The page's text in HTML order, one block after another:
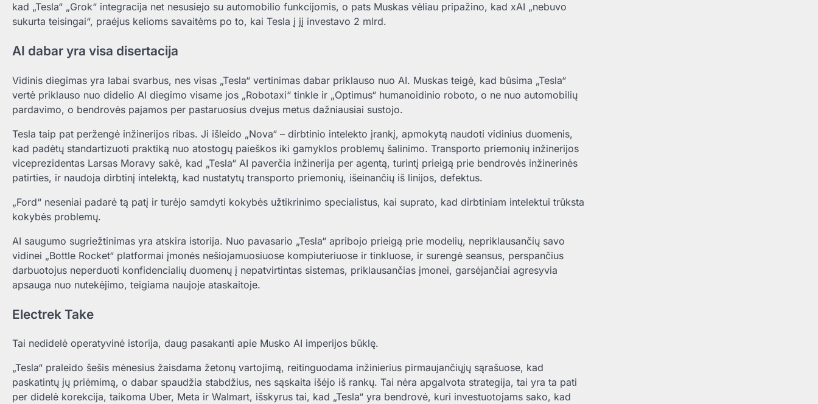
kad „Tesla“ „Grok“ integracija net nesusiejo su automobilio funkcijomis, o pats Muskas vėliau pripažino, kad xAI „nebuvo
sukurta teisingai“, praėjus kelioms savaitėms po to, kai Tesla į jį investavo 2 mlrd.
AI dabar yra visa disertacija
Vidinis diegimas yra labai svarbus, nes visas „Tesla“ vertinimas dabar priklauso nuo AI. Muskas teigė, kad būsima „Tesla“
vertė priklauso nuo didelio AI diegimo visame jos „Robotaxi“ tinkle ir „Optimus“ humanoidinio roboto, o ne nuo automobilių
pardavimo, o bendrovės pajamos per pastaruosius dvejus metus dažniausiai sustojo.
Tesla taip pat peržengė inžinerijos ribas. Ji išleido „Nova“ – dirbtinio intelekto įrankį, apmokytą naudoti vidinius duomenis,
kad padėtų standartizuoti praktiką nuo atostogų paieškos iki gamyklos problemų šalinimo. Transporto priemonių inžinerijos
viceprezidentas Larsas Moravy sakė, kad „Tesla“ AI paverčia inžinerija per agentą, turintį prieigą prie bendrovės inžinerinės
patirties, ir naudoja dirbtinį intelektą, kad nustatytų transporto priemonių, išeinančių iš linijos, defektus.
„Ford“ neseniai padarė tą patį ir turėjo samdyti kokybės užtikrinimo specialistus, kai suprato, kad dirbtiniam intelektui trūksta
kokybės problemų.
AI saugumo sugriežtinimas yra atskira istorija. Nuo pavasario „Tesla“ apribojo prieigą prie modelių, nepriklausančių savo
vidinei „Bottle Rocket“ platformai įmonės nešiojamuosiuose kompiuteriuose ir tinkluose, ir surengė seansus, perspančius
darbuotojus neperduoti konfidencialių duomenų į nepatvirtintas sistemas, priklausančias įmonei, garsėjančiai agresyvia
apsauga nuo nutekėjimo, teigiama naujoje ataskaitoje.
Electrek Take
Tai nedidelė operatyvinė istorija, daug pasakanti apie Musko AI imperijos būklę.
„Tesla“ praleido šešis mėnesius žaisdama žetonų vartojimą, reitinguodama inžinierius pirmaujančiųjų sąrašuose, kad
paskatintų jų priėmimą, o dabar spaudžia stabdžius, nes sąskaita išėjo iš rankų. Tai nėra apgalvota strategija, tai yra ta pati
per didelė korekcija, taikoma Uber, Meta ir Walmart, išskyrus tai, kad „Tesla“ yra bendrovė, kuri investuotojams sako, kad